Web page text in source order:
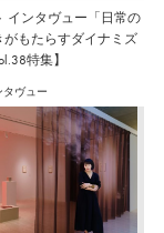
インタヴュー「日常の
がもたらすダイナミズ
特集】
タヴュー